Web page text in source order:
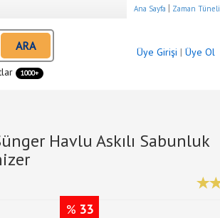
Ana Sayfa | Zaman Tüneli
ARA
1000+
Üye Girişi | Üye Ol
Havlu Askılı Sabunluk
% 33